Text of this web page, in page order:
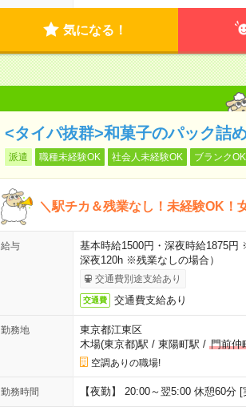
気になる！
<タイパ抜群>和菓子のパック詰
派遣 職種未経験OK 社会人未経験OK ブランクOK
＼駅チカ＆残業なし！未経験OK！
給与
基本時給1500円・深夜時給1875
深夜120h ※残業なしの場合）
交通費別途支給あり
交通費 交通費支給あり
勤務地
東京都江東区
木場(東京都)駅 / 東陽町駅 / 門前仲
空調ありの職場!
勤務時間 【夜勤】 20:00～翌5:00 休憩60分